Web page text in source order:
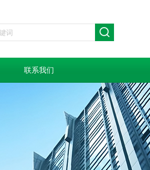
联系我们